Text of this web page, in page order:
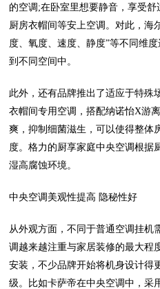
的空调;在卧室里想要静音，享受
厨房衣帽间等安上空调。对此，海
度、氧度、速度、静度”等不同维
到不同空间中。
此外，还有品牌推出了适应于特殊
衣帽间专用空调，搭配纳诺怡X游
爽，抑制细菌滋生，可以使得整体
度。格力的厨享家庭中央空调根据
湿高腐蚀环境。
中央空调美观性提高 隐秘性好
从外观方面，不同于普通空调挂机
调越来越注重与家居装修的最大程
安装，不少品牌开始将机身设计得
级。比如卡萨帝在中央空调中，采